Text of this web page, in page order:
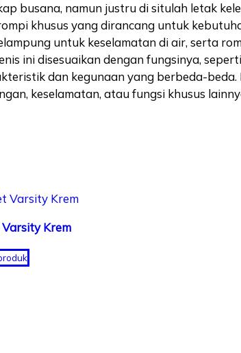
busana, namun justru di situlah letak
khusus yang dirancang untuk
untuk keselamatan di air, serta
ini disesuaikan dengan fungsinya,
dan kegunaan yang berbeda-
keselamatan, atau fungsi khusus
Varsity Krem